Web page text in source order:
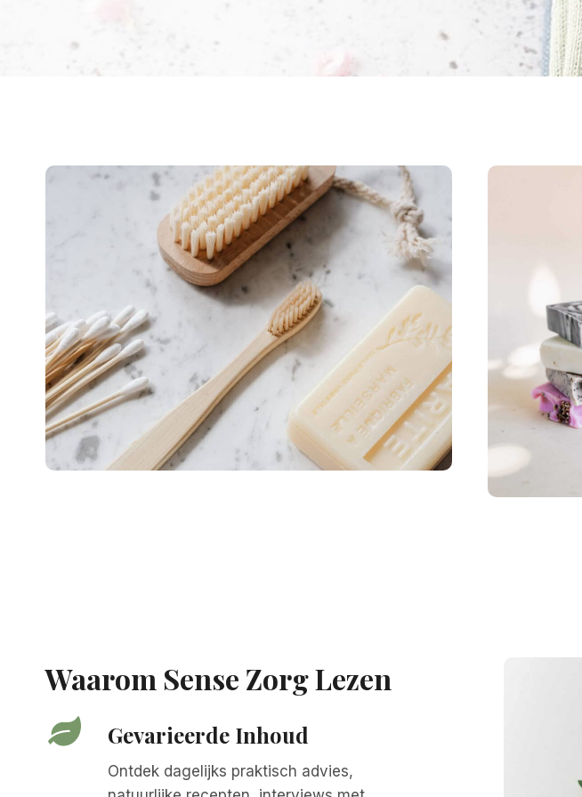
Waarom Sense Zorg Lezen
Gevarieerde Inhoud
Ontdek dagelijks praktisch advies,